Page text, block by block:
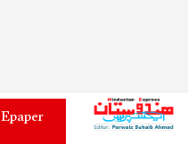
Epaper